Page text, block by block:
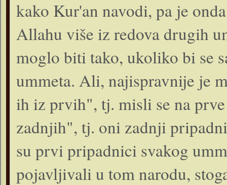
kako Kur'an navodi, pa je
Allahu više iz redova drugih
moglo biti tako, ukoliko bi se
ummeta. Ali, najispravnije je
ih iz prvih", tj. misli se na
zadnjih", tj. oni zadnji
su prvi pripadnici svakog
pojavljivali u tom narodu,